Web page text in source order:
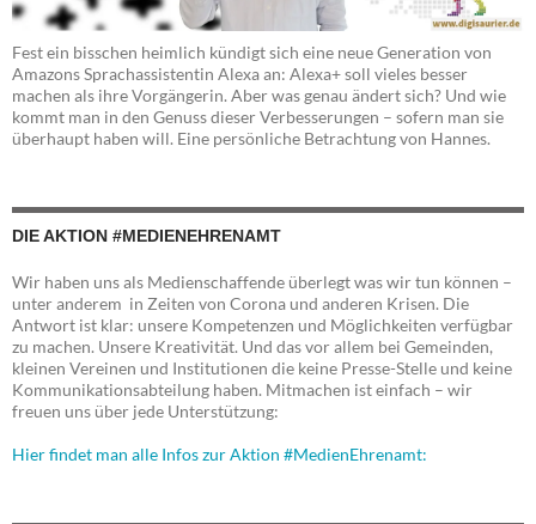
Fest ein bisschen heimlich kündigt sich eine neue Generation von
Amazons Sprachassistentin Alexa an: Alexa+ soll vieles besser
machen als ihre Vorgängerin. Aber was genau ändert sich? Und wie
kommt man in den Genuss dieser Verbesserungen – sofern man sie
überhaupt haben will. Eine persönliche Betrachtung von Hannes.
DIE AKTION #MEDIENEHRENAMT
Wir haben uns als Medienschaffende überlegt was wir tun können –
unter anderem in Zeiten von Corona und anderen Krisen. Die
Antwort ist klar: unsere Kompetenzen und Möglichkeiten verfügbar
zu machen. Unsere Kreativität. Und das vor allem bei Gemeinden,
kleinen Vereinen und Institutionen die keine Presse-Stelle und keine
Kommunikationsabteilung haben. Mitmachen ist einfach – wir
freuen uns über jede Unterstützung:
Hier findet man alle Infos zur Aktion #MedienEhrenamt: